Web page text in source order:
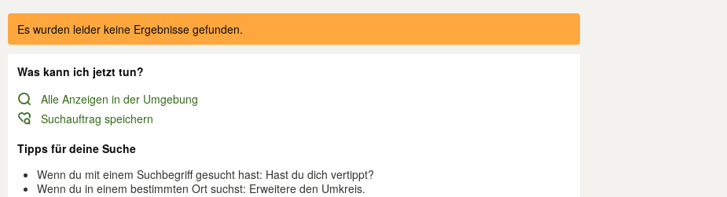
Ergebnisse
Es wurden leider keine Ergebnisse gefunden.
Was kann ich jetzt tun?
Alle Anzeigen in der Umgebung
Suchauftrag speichern
Tipps für deine Suche
Wenn du mit einem Suchbegriff gesucht hast: Hast du dich vertippt?
Wenn du in einem bestimmten Ort suchst: Erweitere den Umkreis.